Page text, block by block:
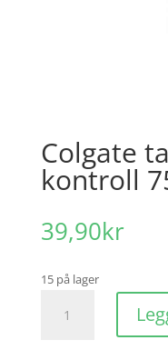
Colgate
kontroll
39,90kr
15 på lager
tannkrem